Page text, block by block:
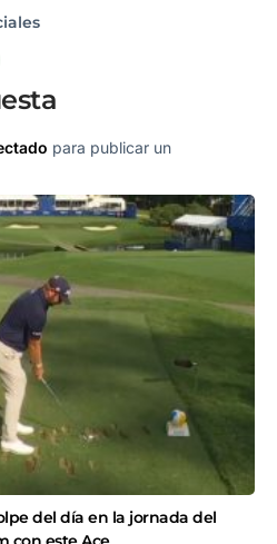
para publicar un
del día en la jornada del